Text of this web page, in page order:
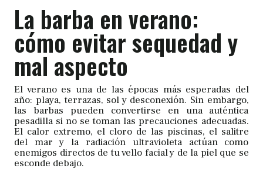
La barba en verano:
cómo evitar sequedad y
mal aspecto
El verano es una de las épocas más esperadas del
año: playa, terrazas, sol y desconexión. Sin embargo,
las barbas pueden convertirse en una auténtica
pesadilla si no se toman las precauciones adecuadas.
El calor extremo, el cloro de las piscinas, el salitre
del mar y la radiación ultravioleta actúan como
enemigos directos de tu vello facial y de la piel que se
esconde debajo.